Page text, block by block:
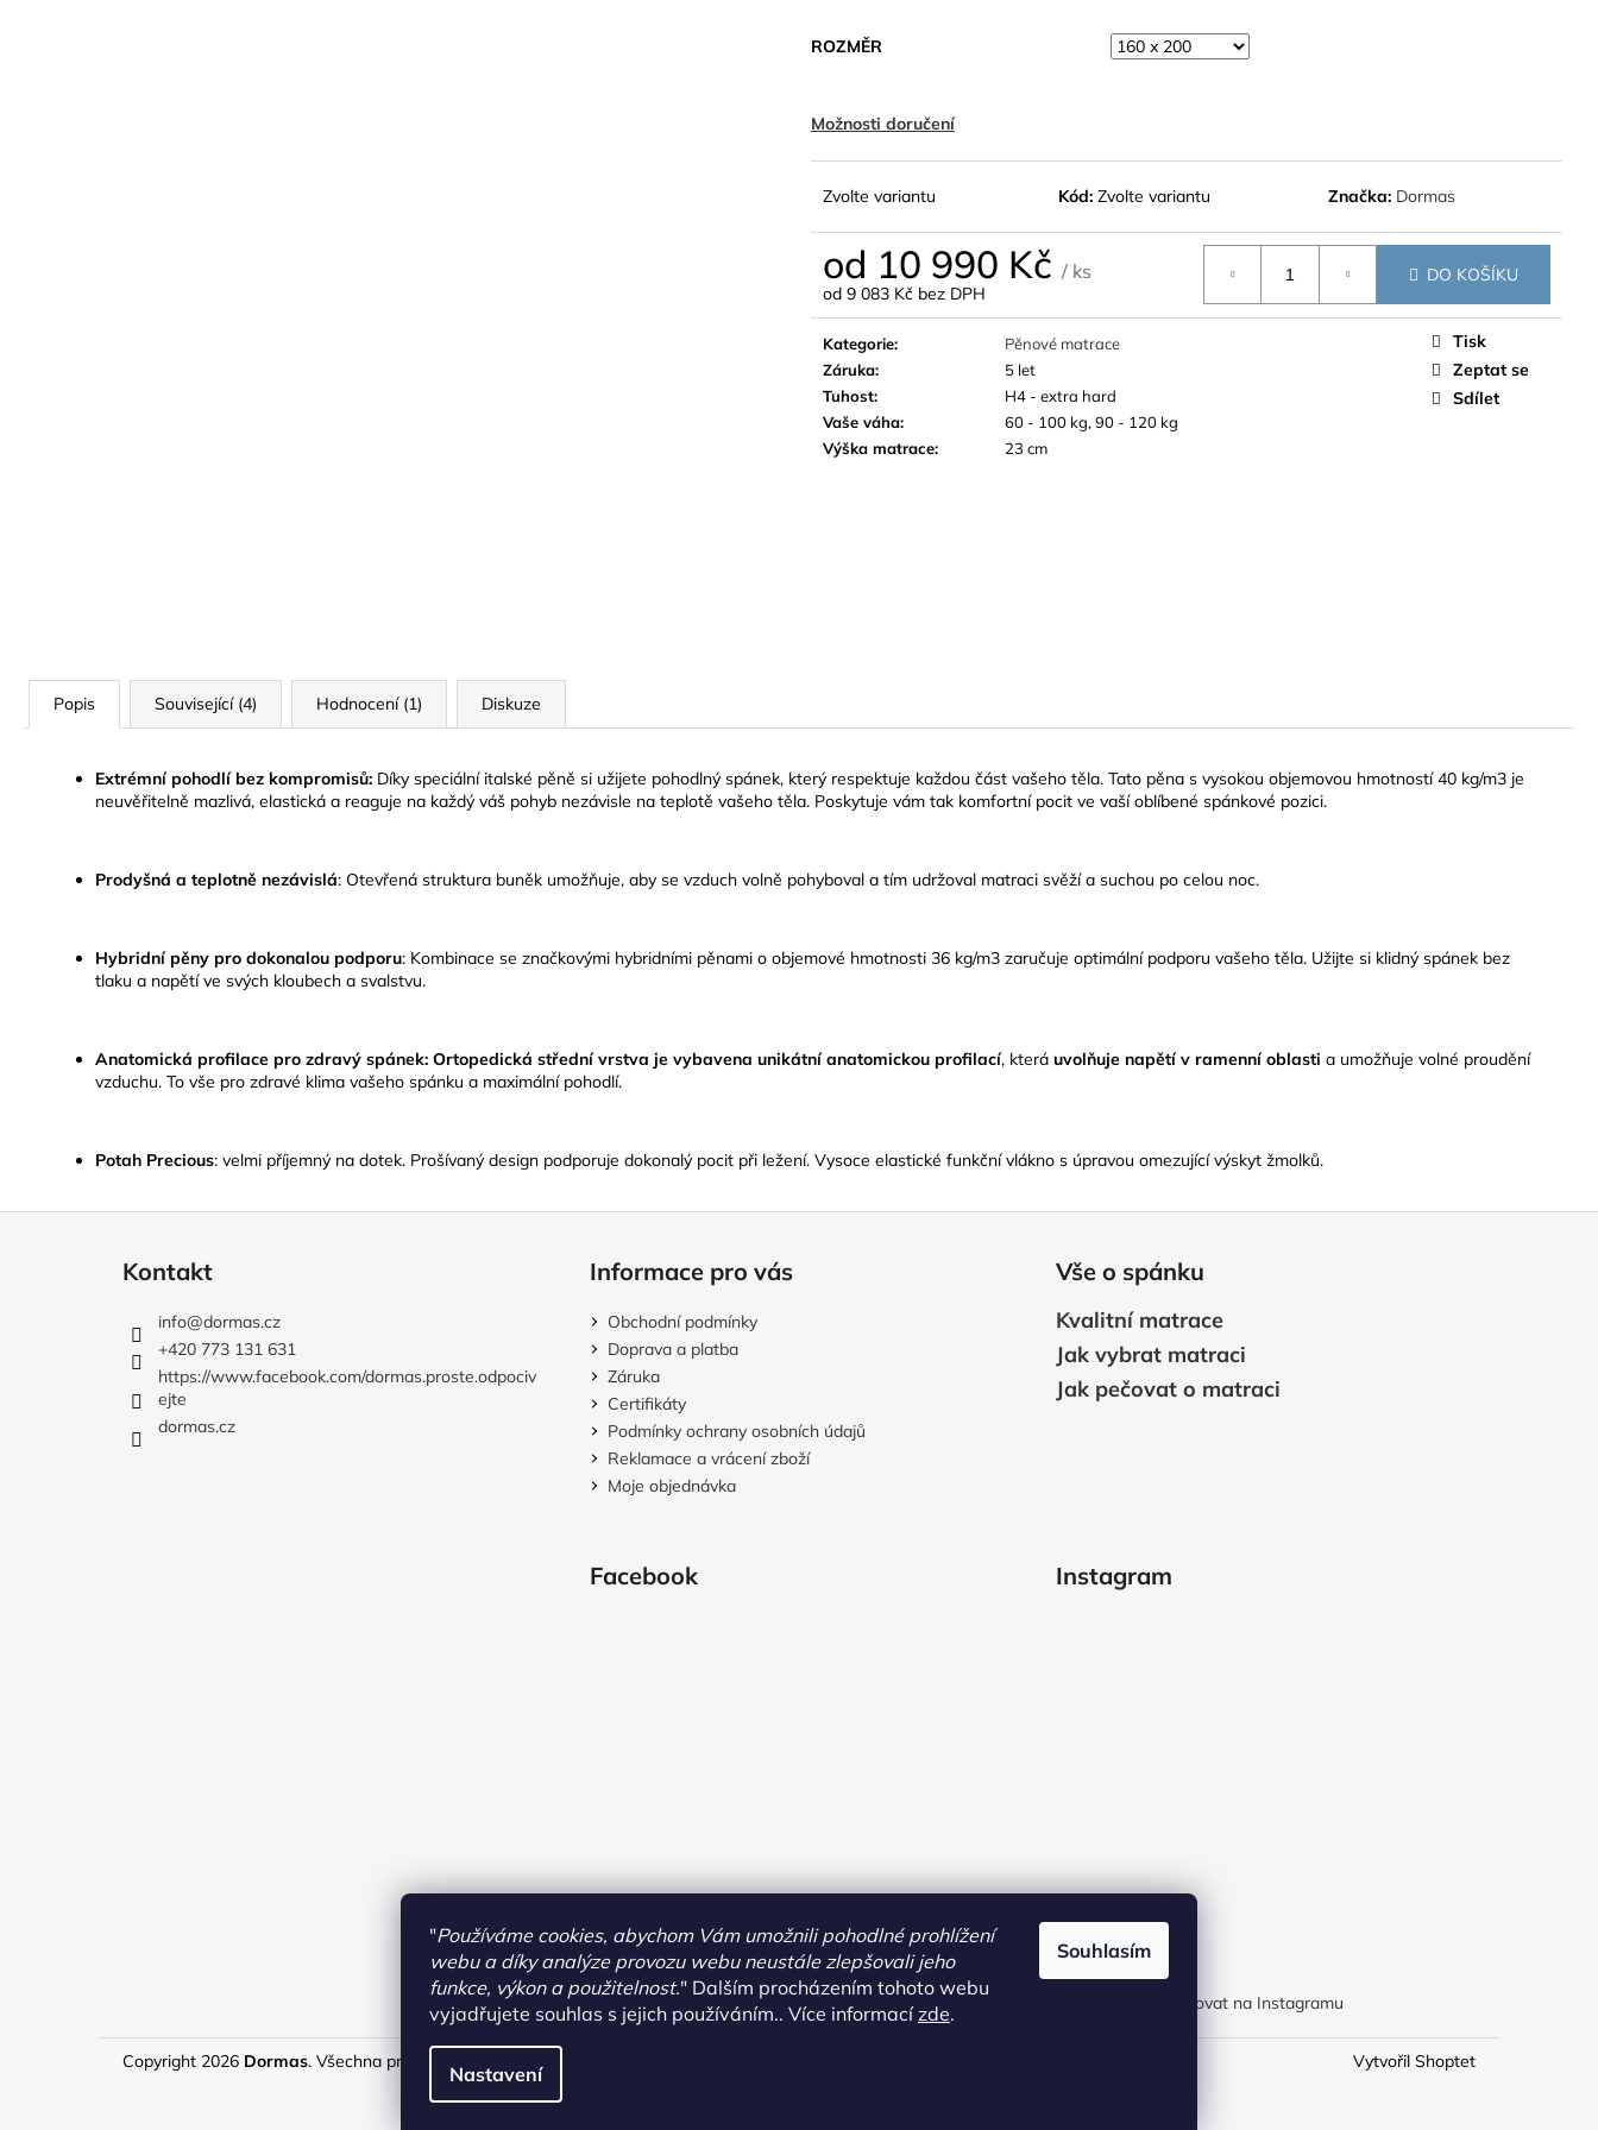
"Používáme cookies, abychom Vám umožnili pohodlné prohlížení
webu a díky analýze provozu webu neustále zlepšovali jeho
funkce, výkon a použitelnost." Dalším procházením tohoto webu
vyjadřujete souhlas s jejich používáním.. Více informacízde.
Nastavení
Souhlasím
ROZMĚR
Možnosti doručení
Zvolte variantu Kód: Zvolte variantu Značka: Dormas
od 10 990 Kč / ks
od 9 083 Kč bez DPH
Měrná
cena:
DO KOŠÍKU
Kategorie:
Pěnové matrace
Záruka:
5 let
Tuhost:
H4 - extra hard
Vaše váha:
60 - 100 kg, 90 - 120 kg
Výška matrace: 23 cm
Tisk
Zeptat se
Sdílet
Popis Související (4) Hodnocení (1) Diskuze
Extrémní pohodlí bez kompromisů: Díky speciální italské pěně si užijete pohodlný spánek, který respektuje každou část vašeho těla. Tato pěna s vysokou objemovou hmotností 40 kg/m3 je
neuvěřitelně mazlivá, elastická a reaguje na každý váš pohyb nezávisle na teplotě vašeho těla. Poskytuje vám tak komfortní pocit ve vaší oblíbené spánkové pozici.
Prodyšná a teplotně nezávislá: Otevřená struktura buněk umožňuje, aby se vzduch volně pohyboval a tím udržoval matraci svěží a suchou po celou noc.
Hybridní pěny pro dokonalou podporu: Kombinace se značkovými hybridními pěnami o objemové hmotnosti 36 kg/m3 zaručuje optimální podporu vašeho těla. Užijte si klidný spánek bez
tlaku a napětí ve svých kloubech a svalstvu.
Anatomická profilace pro zdravý spánek: Ortopedická střední vrstva je vybavena unikátní anatomickou profilací, která uvolňuje napětí v ramenní oblasti a umožňuje volné proudění
vzduchu. To vše pro zdravé klima vašeho spánku a maximální pohodlí.
Potah Precious: velmi příjemný na dotek. Prošívaný design podporuje dokonalý pocit při ležení. Vysoce elastické funkční vlákno s úpravou omezující výskyt žmolků.
Kontakt
info@dormas.cz
+420 773 131 631
https://www.facebook.com/dormas.proste.odpociv
ejte
dormas.cz
Informace pro vás
Obchodní podmínky
Doprava a platba
Záruka
Certifikáty
Podmínky ochrany osobních údajů
Reklamace a vrácení zboží
Moje objednávka
Vše o spánku
Kvalitní matrace
Jak vybrat matraci
Jak pečovat o matraci
Facebook Instagram
Sledovat na Instagramu
Vytvořil Shoptet
Copyright 2026 Dormas. Všechna práva vyhrazena. Upravit nastavení cookies